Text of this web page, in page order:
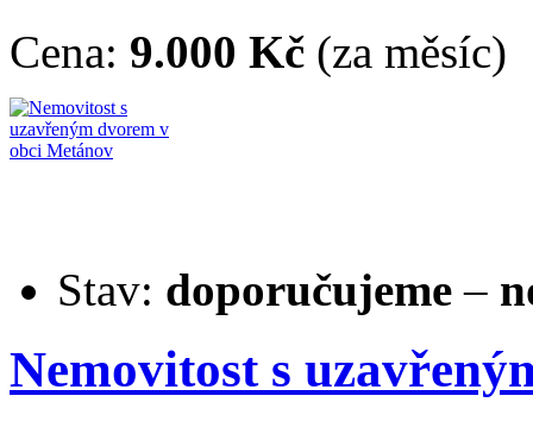
Cena: 9.000 Kč (za měsíc)
Stav: doporučujeme –
Nemovitost s